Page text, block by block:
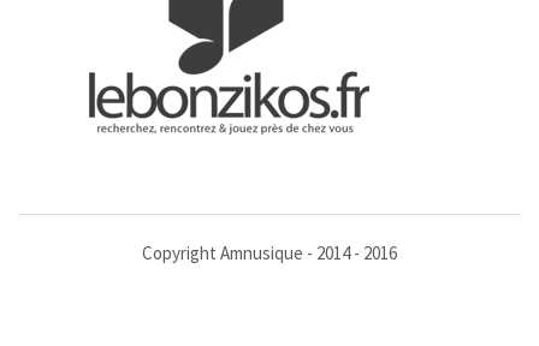
Copyright Amnusique - 2014 - 2016